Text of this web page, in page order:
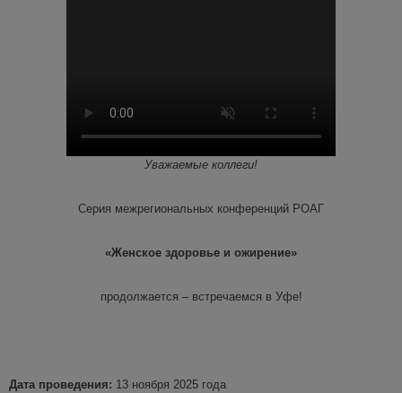
Уважаемые коллеги!
Серия межрегиональных конференций РОАГ
«Женское здоровье и ожирение»
продолжается – встречаемся в Уфе!
Дата проведения: 13 ноября 2025 года